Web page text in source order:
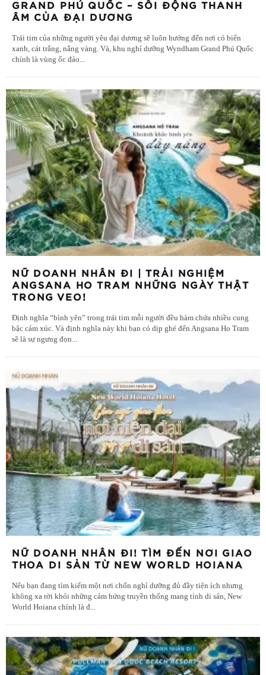
GRAND PHÚ QUỐC – SÔI ĐỘNG THANH
ÂM CỦA ĐẠI DƯƠNG
Trái tim của những người yêu đại dương sẽ luôn hướng đến nơi có biển
xanh, cát trắng, nắng vàng. Và, khu nghỉ dưỡng Wyndham Grand Phú Quốc
chính là vùng ốc đảo...
NỮ DOANH NHÂN ĐI | TRẢI NGHIỆM
ANGSANA HO TRAM NHỮNG NGÀY THẬT
TRONG VEO!
Định nghĩa “bình yên” trong trái tim mỗi người đều hàm chứa nhiều cung
bậc cảm xúc. Và định nghĩa này khi bạn có dịp ghé đến Angsana Ho Tram
sẽ là sự ngưng đọn...
NỮ DOANH NHÂN ĐI! TÌM ĐẾN NƠI GIAO
THOA DI SẢN TỪ NEW WORLD HOIANA
Nếu bạn đang tìm kiếm một nơi chốn nghỉ dưỡng đủ đầy tiện ích nhưng
không xa rời khỏi những cảm hứng truyền thống mang tính di sản, New
World Hoiana chính là đ